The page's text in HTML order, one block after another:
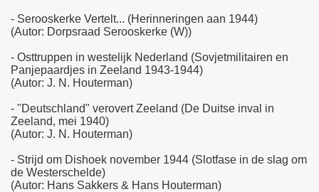
- Serooskerke Vertelt... (Herinneringen aan 1944)
(Autor: Dorpsraad Serooskerke (W))
- Osttruppen in westelijk Nederland (Sovjetmilitairen en
Panjepaardjes in Zeeland 1943-1944)
(Autor: J. N. Houterman)
- "Deutschland" verovert Zeeland (De Duitse inval in
Zeeland, mei 1940)
(Autor: J. N. Houterman)
- Strijd om Dishoek november 1944 (Slotfase in de slag om
de Westerschelde)
(Autor: Hans Sakkers & Hans Houterman)